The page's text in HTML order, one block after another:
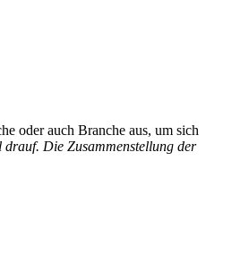
oder auch Branche aus, um sich
Die Zusammenstellung der